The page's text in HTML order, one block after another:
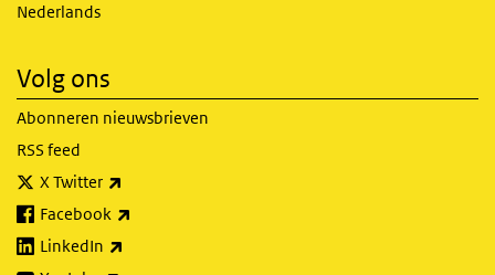
Nederlands
Volg ons
Abonneren nieuwsbrieven
RSS feed
X Twitter
Facebook
LinkedIn